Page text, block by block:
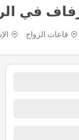
في
قاعات الزواج